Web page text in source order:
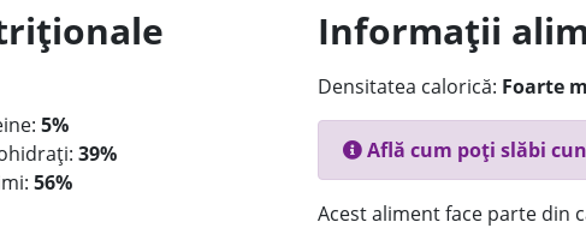
5%
39%
56%
Informații
Densitatea calorică: Foarte
Află cum poți slăbi
Acest aliment face parte din